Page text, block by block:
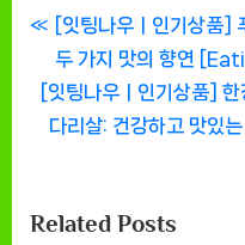
글
탐
색
P
r
e
v
u
[잇팅나우ㅣ인기상품]
두 가지 맛의 향연
N
e
P
[잇팅나우ㅣ인기상품]
다리살: 건강하고 맛있
Related Posts